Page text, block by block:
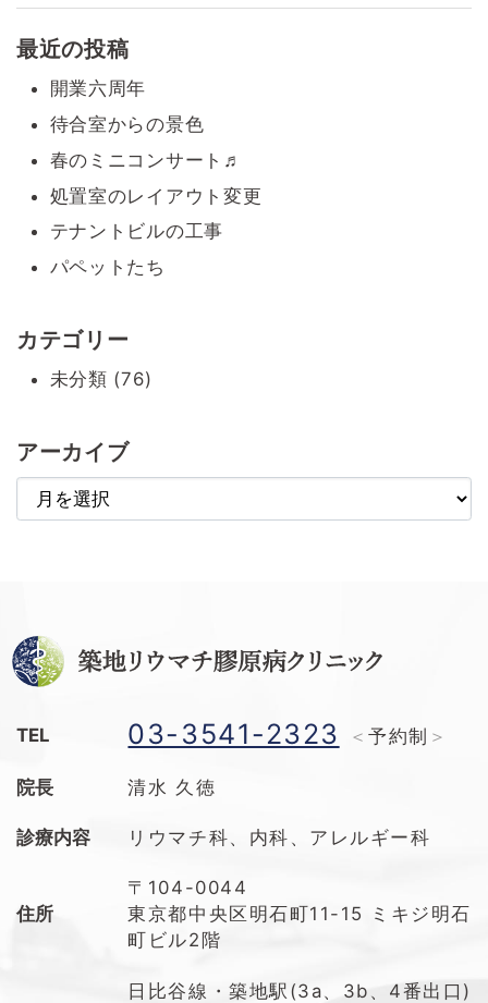
ン
最近の投稿
開業六周年
待合室からの景色
春のミニコンサート♬
処置室のレイアウト変更
テナントビルの工事
パペットたち
カテゴリー
未分類 (76)
アーカイブ
ー
TEL 03-3541-2323 予約制
院長 清水 久徳
診療内容 リウマチ科、内科、アレルギー科
住所
〒104-0044
東京都中央区明石町11-15 ミキジ明石
町ビル2階
日比谷線・築地駅(3a、3b、4番出口)